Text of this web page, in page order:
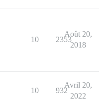
10 2353
Août 20,
2018
10 932
Avril 20,
2022